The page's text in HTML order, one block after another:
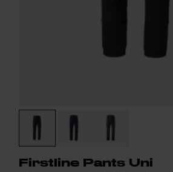
Firstline Pants Uni